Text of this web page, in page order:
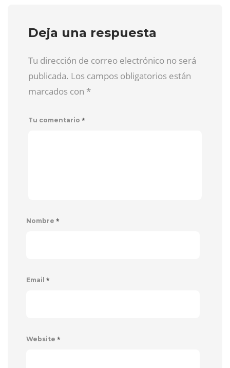
Deja una respuesta
Tu dirección de correo electrónico no será
publicada. Los campos obligatorios están
marcados con *
Tu comentario *
Nombre *
Email *
Website *